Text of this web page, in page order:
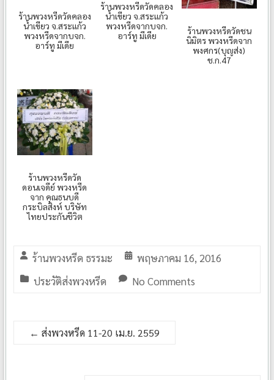
ร้านพวงหรีดวัดคลอง
น้ำเขียว จ.สระแก้ว
พวงหรีดจากบจก.
อาร์ทู มีเดีย
ร้านพวงหรีดวัดคลอง
น้ำเขียว จ.สระแก้ว
พวงหรีดจากบจก.
อาร์ทู มีเดีย
ร้านพวงหรีดวัดชน
นิมิตร พวงหรีดจาก
พงศกร(บุญส่ง)
ช.ก.47
ร้านพวงหรีดวัด
ดอนเจดีย์ พวงหรีด
จาก คุณธนบดี
กระบิลสิงห์ บริษัท
ไทยประกันชีวิต
ร้านพวงหรีด ธรรมะ
พฤษภาคม 16, 2016
ประวัติส่งพวงหรีด
No Comments
← ส่งพวงหรีด 11-20 เม.ย. 2559